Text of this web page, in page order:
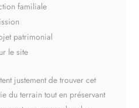
familiale
patrimonial
le site
justement de trouver cet
du terrain tout en préservant